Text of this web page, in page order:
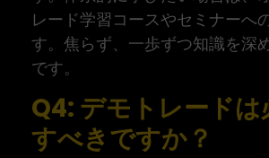
レード学習コースやセミナーへ
す。焦らず、一歩ずつ知識を深
です。
Q4: デモトレードは
すべきですか？